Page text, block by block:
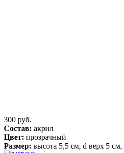
300 руб.
Состав: акрил
Цвет: прозрачный
Размер: высота 5,5 см, d верх 5